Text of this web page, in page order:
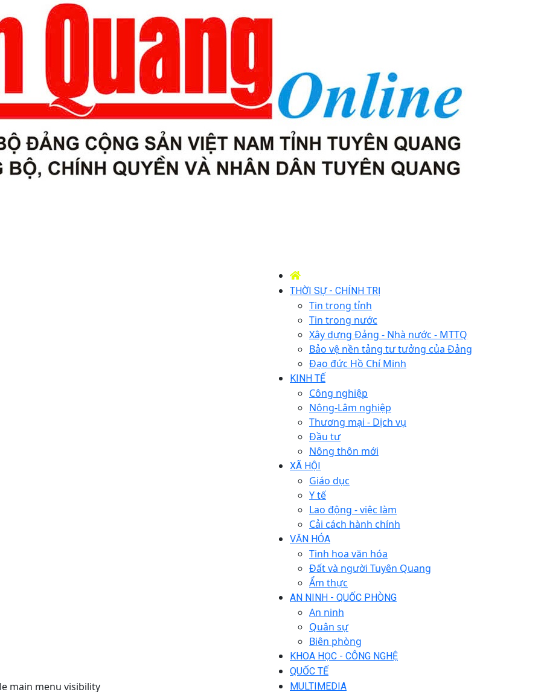
main menu visibility
THỜI SỰ - CHÍNH TRỊ
Tin trong tỉnh
Tin trong nước
Xây dựng Đảng - Nhà nước - MTTQ
Bảo vệ nền tảng tư tưởng của Đảng
Đạo đức Hồ Chí Minh
KINH TẾ
Công nghiệp
Nông-Lâm nghiệp
Thương mại - Dịch vụ
Đầu tư
Nông thôn mới
XÃ HỘI
Giáo dục
Y tế
Lao động - việc làm
Cải cách hành chính
VĂN HÓA
Tinh hoa văn hóa
Đất và người Tuyên Quang
Ẩm thực
AN NINH - QUỐC PHÒNG
An ninh
Quân sự
Biên phòng
KHOA HỌC - CÔNG NGHỆ
QUỐC TẾ
MULTIMEDIA